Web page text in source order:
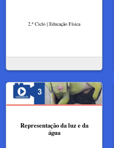
2.º Ciclo | Educação Física
Representação da luz e da
água